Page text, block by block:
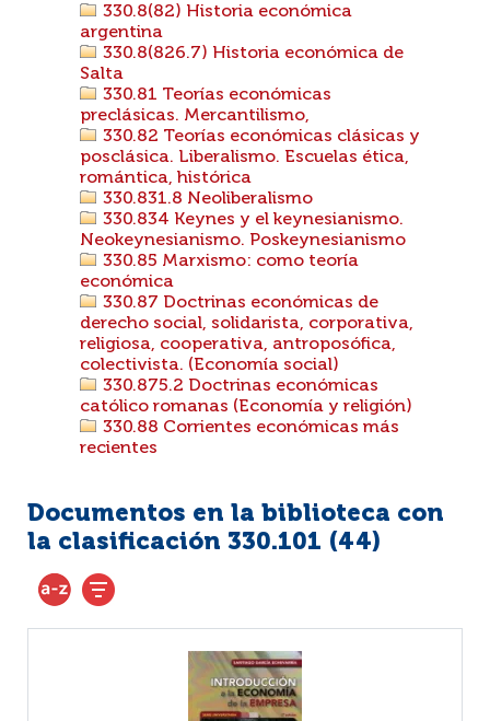
330.8(82) Historia económica
argentina
330.8(826.7) Historia económica de
Salta
330.81 Teorías económicas
preclásicas. Mercantilismo,
330.82 Teorías económicas clásicas y
posclásica. Liberalismo. Escuelas ética,
romántica, histórica
330.831.8 Neoliberalismo
330.834 Keynes y el keynesianismo.
Neokeynesianismo. Poskeynesianismo
330.85 Marxismo: como teoría
económica
330.87 Doctrinas económicas de
derecho social, solidarista, corporativa,
religiosa, cooperativa, antroposófica,
colectivista. (Economía social)
330.875.2 Doctrinas económicas
católico romanas (Economía y religión)
330.88 Corrientes económicas más
recientes
Documentos en la biblioteca con
la clasificación 330.101 (44)